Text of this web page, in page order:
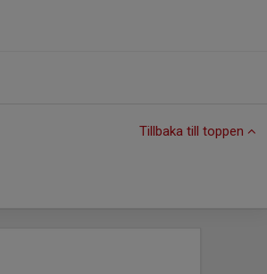
Tillbaka till toppen